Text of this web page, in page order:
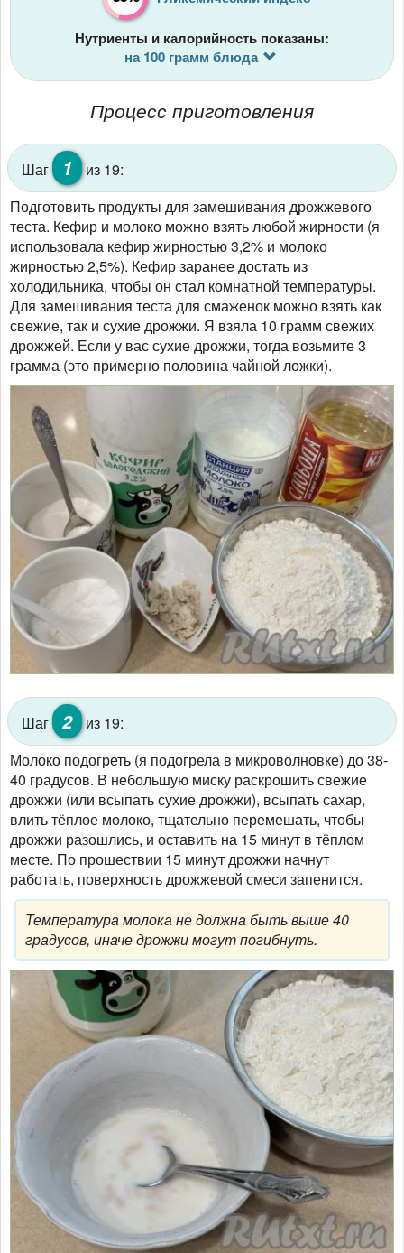
Нутриенты и калорийность показаны:
на 100 грамм блюда
Процесс приготовления
Шаг 1
из 19:
Подготовить продукты для замешивания дрожжевого
теста. Кефир и молоко можно взять любой жирности (я
использовала кефир жирностью 3,2% и молоко
жирностью 2,5%). Кефир заранее достать из
холодильника, чтобы он стал комнатной температуры.
Для замешивания теста для смаженок можно взять как
свежие, так и сухие дрожжи. Я взяла 10 грамм свежих
дрожжей. Если у вас сухие дрожжи, тогда возьмите 3
грамма (это примерно половина чайной ложки).
Шаг 2
из 19:
Молоко подогреть (я подогрела в микроволновке) до 38-
40 градусов. В небольшую миску раскрошить свежие
дрожжи (или всыпать сухие дрожжи), всыпать сахар,
влить тёплое молоко, тщательно перемешать, чтобы
дрожжи разошлись, и оставить на 15 минут в тёплом
месте. По прошествии 15 минут дрожжи начнут
работать, поверхность дрожжевой смеси запенится.
Температура молока не должна быть выше 40
градусов, иначе дрожжи могут погибнуть.